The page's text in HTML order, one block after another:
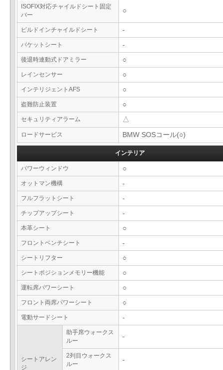
ISOFIX対応チャイルドシート固定
バー
○
ビルドインチャイルドシート -
バケットシート -
後退時連動式ドアミラー ○
レインセンサー ○
インテリジェントAFS ○
盗難防止装置 ○
セキュリティアラーム △
ロードサービス BMW SOSコール(○)
インテリア
パワーウィンドウ ○
オットマン機構 -
フルフラットシート -
チップアップシート -
本革シート ○
フロントベンチシート -
シートリフター ○
シートポジションメモリー機能 ○
運転席パワーシート ○
フロント両席パワーシート ○
電動サードシート -
シートアレン
ジ
助手席ウォークス
ルー
-
2列目ウォークス
ルー
-